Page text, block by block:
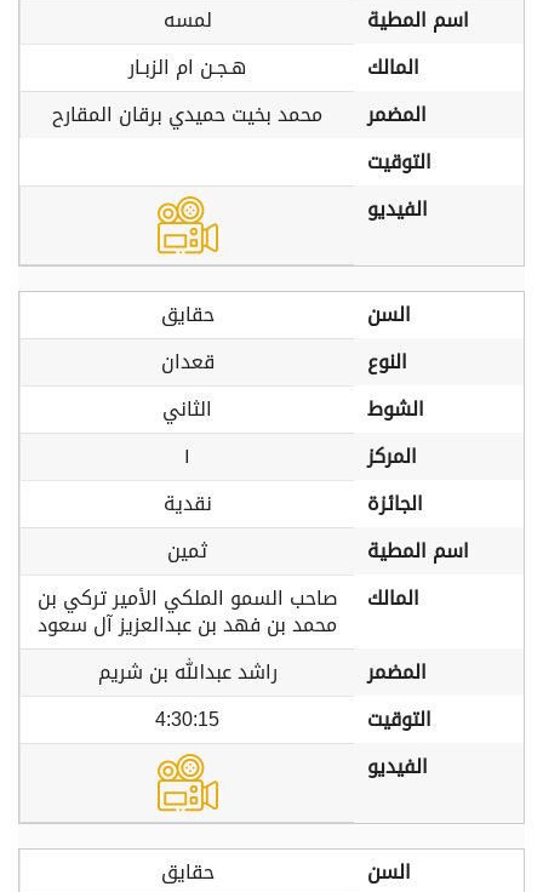
اسم المطية
لمسه
المالك
هـجـن ام الزبـار
المضمر
محمد بخيت حميدي برقان المقارح
التوقيت
الفيديو
السن
حقايق
النوع
قعدان
الشوط
الثاني
المركز
١
الجائزة
نقدية
اسم المطية
ثمين
المالك
صاحب السمو الملكي الأمير تركي بن
محمد بن فهد بن عبدالعزيز آل سعود
المضمر
راشد عبدالله بن شريم
التوقيت
4:30:15
الفيديو
السن
حقايق